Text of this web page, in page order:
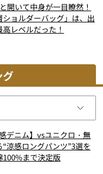
開いて中身が一目瞭然！
ョルダーバッグ」は、出
レベルだった！
グ
デニム】vsユニクロ・無
涼感ロングパンツ”3選を
まで決定版